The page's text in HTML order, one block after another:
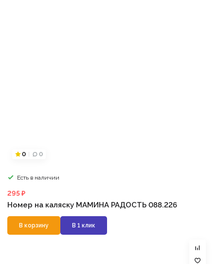
0 0
Есть в наличии
295 ₽
Номер на каляску МАМИНА РАДОСТЬ 088.226
В корзину В 1 клик